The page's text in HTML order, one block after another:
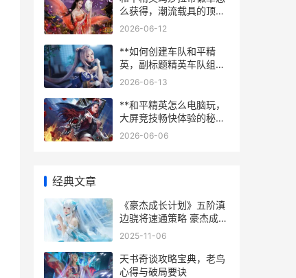
么获得，潮流载具的顶级
象征副标题
2026-06-12
**如何创建车队和平精
英，副标题精英车队组建
全攻略**
2026-06-13
**和平精英怎么电脑玩，
大屏竞技畅快体验的秘诀
**
2026-06-06
经典文章
《豪杰成长计划》五阶滇
边骁将速通策略 豪杰成长
计划官萱攻略
2025-11-06
天书奇谈攻略宝典，老鸟
心得与破局要诀